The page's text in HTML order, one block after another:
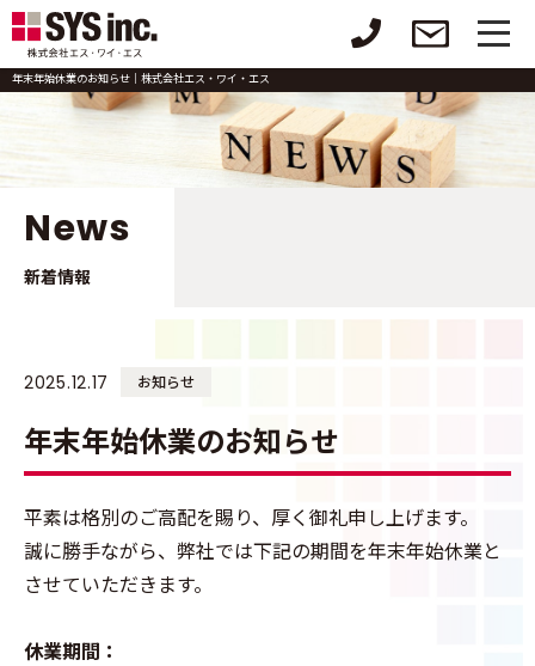
News
新着情報
年末年始休業のお知らせ｜株式会社エス・ワイ・エス
2025.12.17 お知らせ
年末年始休業のお知らせ
平素は格別のご高配を賜り、厚く御礼申し上げます。
誠に勝手ながら、弊社では下記の期間を年末年始休業と
させていただきます。
休業期間：